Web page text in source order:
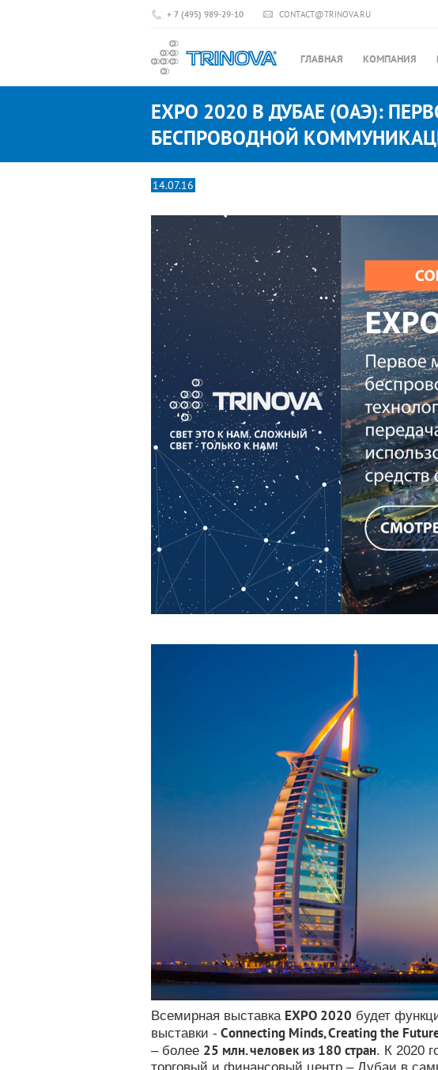
+ 7 (495) 989-29-10 CONTACT@TRINOVA.RU
ГЛАВНАЯ КОМПАНИЯ
EXPO 2020 В ДУБАЕ (ОАЭ):
БЕСПРОВОДНОЙ
14.07.16
Всемирная выставка EXPO 2020 будет
выставки - Connecting Minds, Creating the
– более 25 млн. человек из 180 стран. К 2020
торговый и финансовый центр – Дубаи в